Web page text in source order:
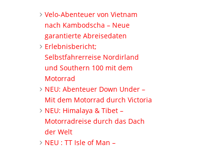
Velo-Abenteuer von Vietnam
nach Kambodscha – Neue
garantierte Abreisedaten
Erlebnisbericht;
Selbstfahrerreise Nordirland
und Southern 100 mit dem
Motorrad
NEU: Abenteuer Down Under –
Mit dem Motorrad durch Victoria
NEU: Himalaya & Tibet –
Motorradreise durch das Dach
der Welt
NEU : TT Isle of Man –